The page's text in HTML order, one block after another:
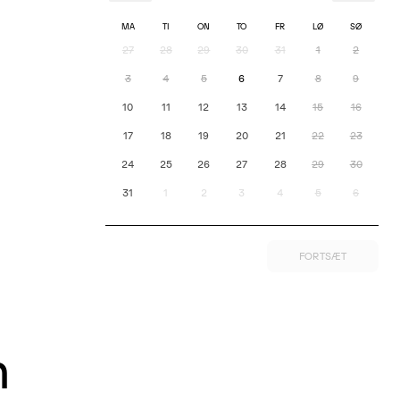
MA TI ON TO FR LØ SØ
27 28 29 30 31 1 2
3 4 5 6 7 8 9
10 11 12 13 14 15 16
17 18 19 20 21 22 23
24 25 26 27 28 29 30
31 1 2 3 4 5 6
FORTSÆT